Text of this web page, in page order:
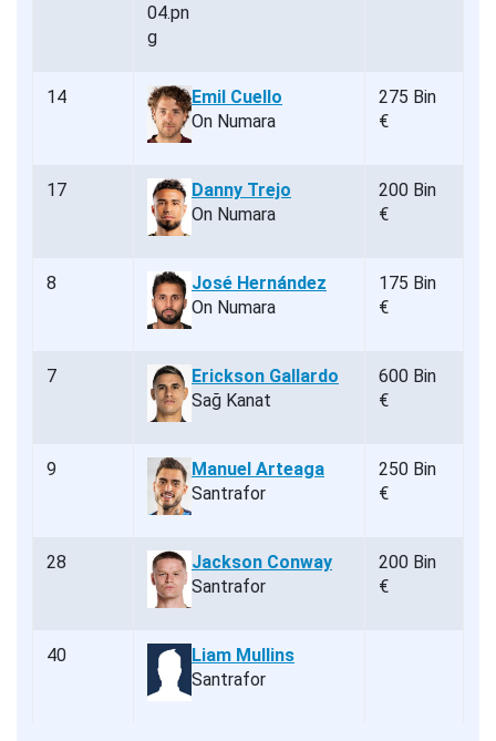
14
Emil Cuello
On Numara
275 Bin
€
17
Danny Trejo
On Numara
200 Bin
€
8
José Hernández
On Numara
175 Bin
€
7
Erickson Gallardo
Sağ Kanat
600 Bin
€
9
Manuel Arteaga
Santrafor
250 Bin
€
28
Jackson Conway
Santrafor
200 Bin
€
40
Liam Mullins
Santrafor